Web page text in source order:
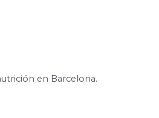
en Barcelona.